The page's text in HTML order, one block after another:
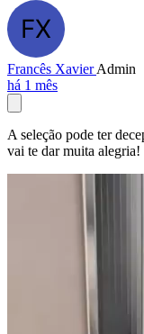
Francês XavierAdmin
há 1 mês
A seleção pode ter
vai te dar muita alegria!